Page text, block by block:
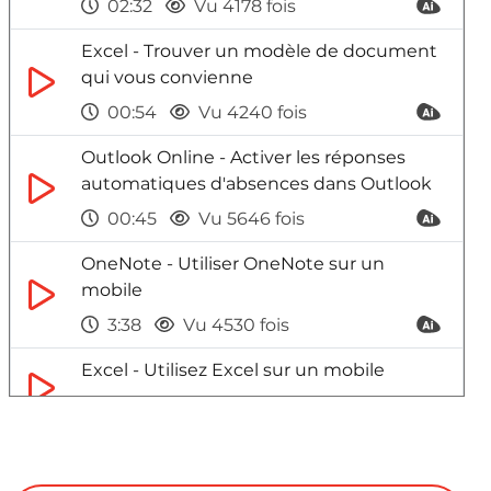
02:32
Vu 4178 fois
Excel - Trouver un modèle de document
qui vous convienne
00:54
Vu 4240 fois
Outlook Online - Activer les réponses
automatiques d'absences dans Outlook
00:45
Vu 5646 fois
OneNote - Utiliser OneNote sur un
mobile
3:38
Vu 4530 fois
Excel - Utilisez Excel sur un mobile